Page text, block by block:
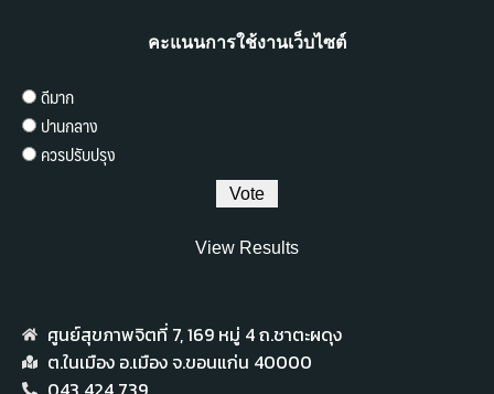
คะแนนการใช้งานเว็บไซต์
ดีมาก
ปานกลาง
ควรปรับปรุง
View Results
ศูนย์สุขภาพจิตที่ 7,​ 169 หมู่ 4 ถ.ชาตะผดุง
ต.ในเมือง อ.เมือง จ.ขอนแก่น 40000